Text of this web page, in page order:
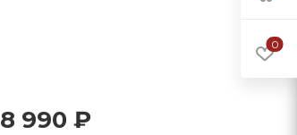
8 990 ₽
0